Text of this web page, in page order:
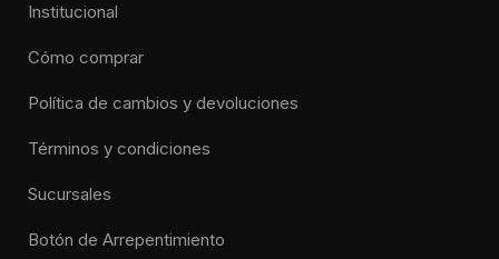
Institucional
Cómo comprar
Política de cambios y devoluciones
Términos y condiciones
Sucursales
Botón de Arrepentimiento